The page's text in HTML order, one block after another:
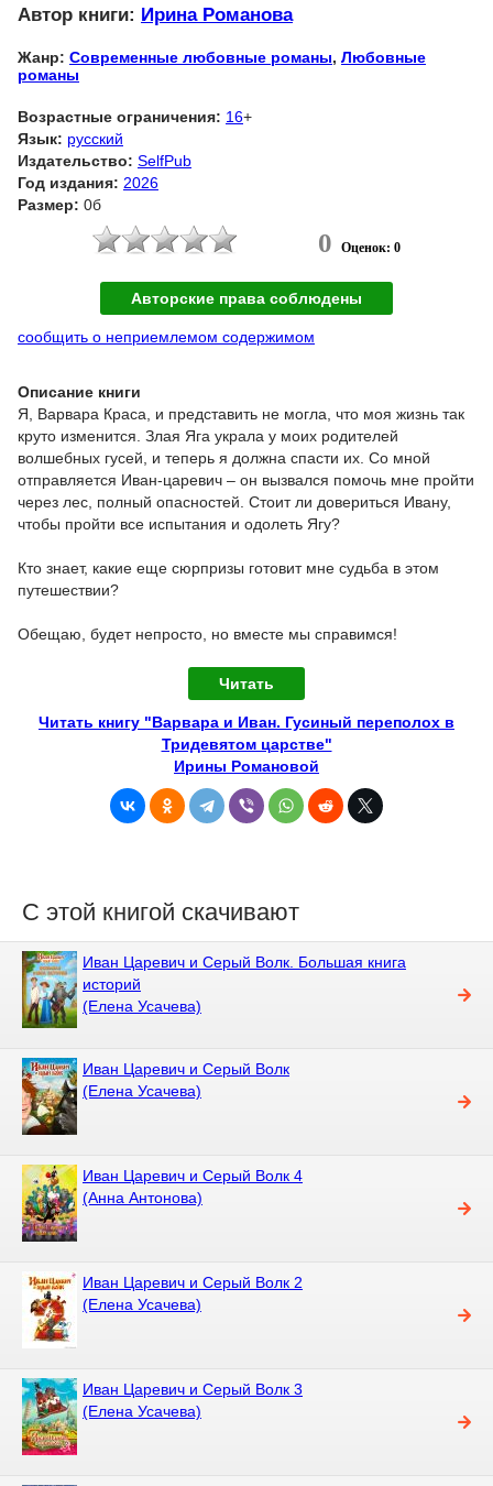
Автор книги: Ирина Романова
Жанр: Современные любовные романы, Любовные
романы
Возрастные ограничения: 16+
Язык: русский
Издательство: SelfPub
Год издания: 2026
Размер: 0б
0 Оценок: 0
Авторские права соблюдены
сообщить о неприемлемом содержимом
Описание книги
Я, Варвара Краса, и представить не могла, что моя жизнь так
круто изменится. Злая Яга украла у моих родителей
волшебных гусей, и теперь я должна спасти их. Со мной
отправляется Иван-царевич – он вызвался помочь мне пройти
через лес, полный опасностей. Стоит ли довериться Ивану,
чтобы пройти все испытания и одолеть Ягу?
Кто знает, какие еще сюрпризы готовит мне судьба в этом
путешествии?
Обещаю, будет непросто, но вместе мы справимся!
Читать
Читать книгу "Варвара и Иван. Гусиный переполох в
Тридевятом царстве"
Ирины Романовой
С этой книгой скачивают
Иван Царевич и Серый Волк. Большая книга
историй
(Елена Усачева)
Иван Царевич и Серый Волк
(Елена Усачева)
Иван Царевич и Серый Волк 4
(Анна Антонова)
Иван Царевич и Серый Волк 2
(Елена Усачева)
Иван Царевич и Серый Волк 3
(Елена Усачева)